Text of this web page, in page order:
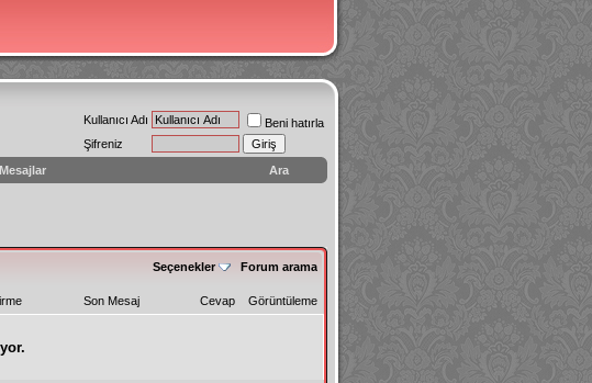
Kullanıcı Adı
Beni hatırla
Şifreniz
Ara
Seçenekler Forum arama
Son Mesaj Cevap Görüntüleme